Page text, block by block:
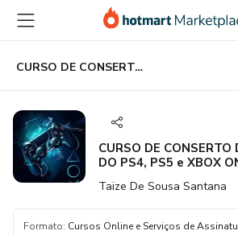
para
conteúdo
principal
para
pagamento
para
rodapé
CURSO DE CONSERTO DE CONTROLES DO PS4, PS5 e XBOX ONE e SÉRIES
CURSO DE CONSERTO
DO PS4, PS5 e XBOX
Taize De Sousa Santana
Formato: Cursos Online e Serviços de